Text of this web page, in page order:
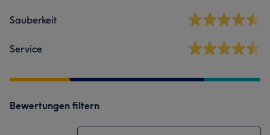
Sauberkeit
Service
Bewertungen filtern